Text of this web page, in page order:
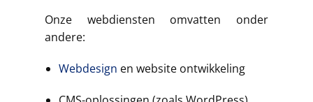
Onze webdiensten omvatten onder
andere:
Webdesign en website ontwikkeling